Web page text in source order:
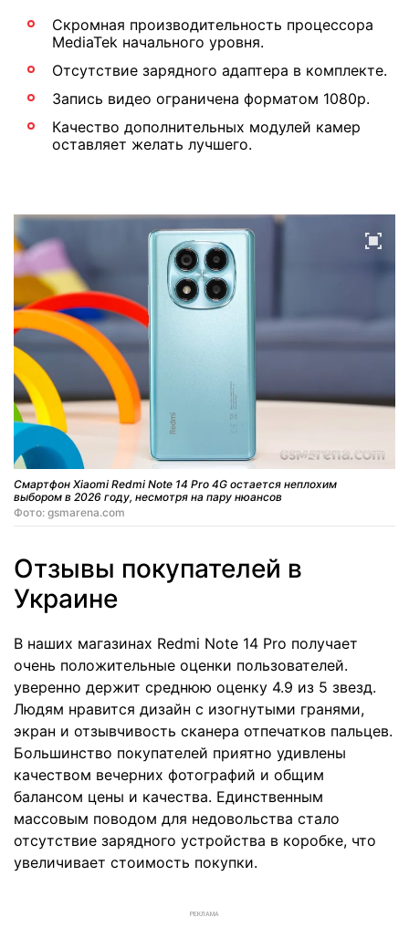
Скромная производительность процессора
MediaTek начального уровня.
Отсутствие зарядного адаптера в комплекте.
Запись видео ограничена форматом 1080p.
Качество дополнительных модулей камер
оставляет желать лучшего.
Смартфон Xiaomi Redmi Note 14 Pro 4G остается неплохим
выбором в 2026 году, несмотря на пару нюансов
Фото: gsmarena.com
Отзывы покупателей в
Украине
В наших магазинах Redmi Note 14 Pro получает
очень положительные оценки пользователей.
уверенно держит среднюю оценку 4.9 из 5 звезд.
Людям нравится дизайн с изогнутыми гранями,
экран и отзывчивость сканера отпечатков пальцев.
Большинство покупателей приятно удивлены
качеством вечерних фотографий и общим
балансом цены и качества. Единственным
массовым поводом для недовольства стало
отсутствие зарядного устройства в коробке, что
увеличивает стоимость покупки.
РЕКЛАМА